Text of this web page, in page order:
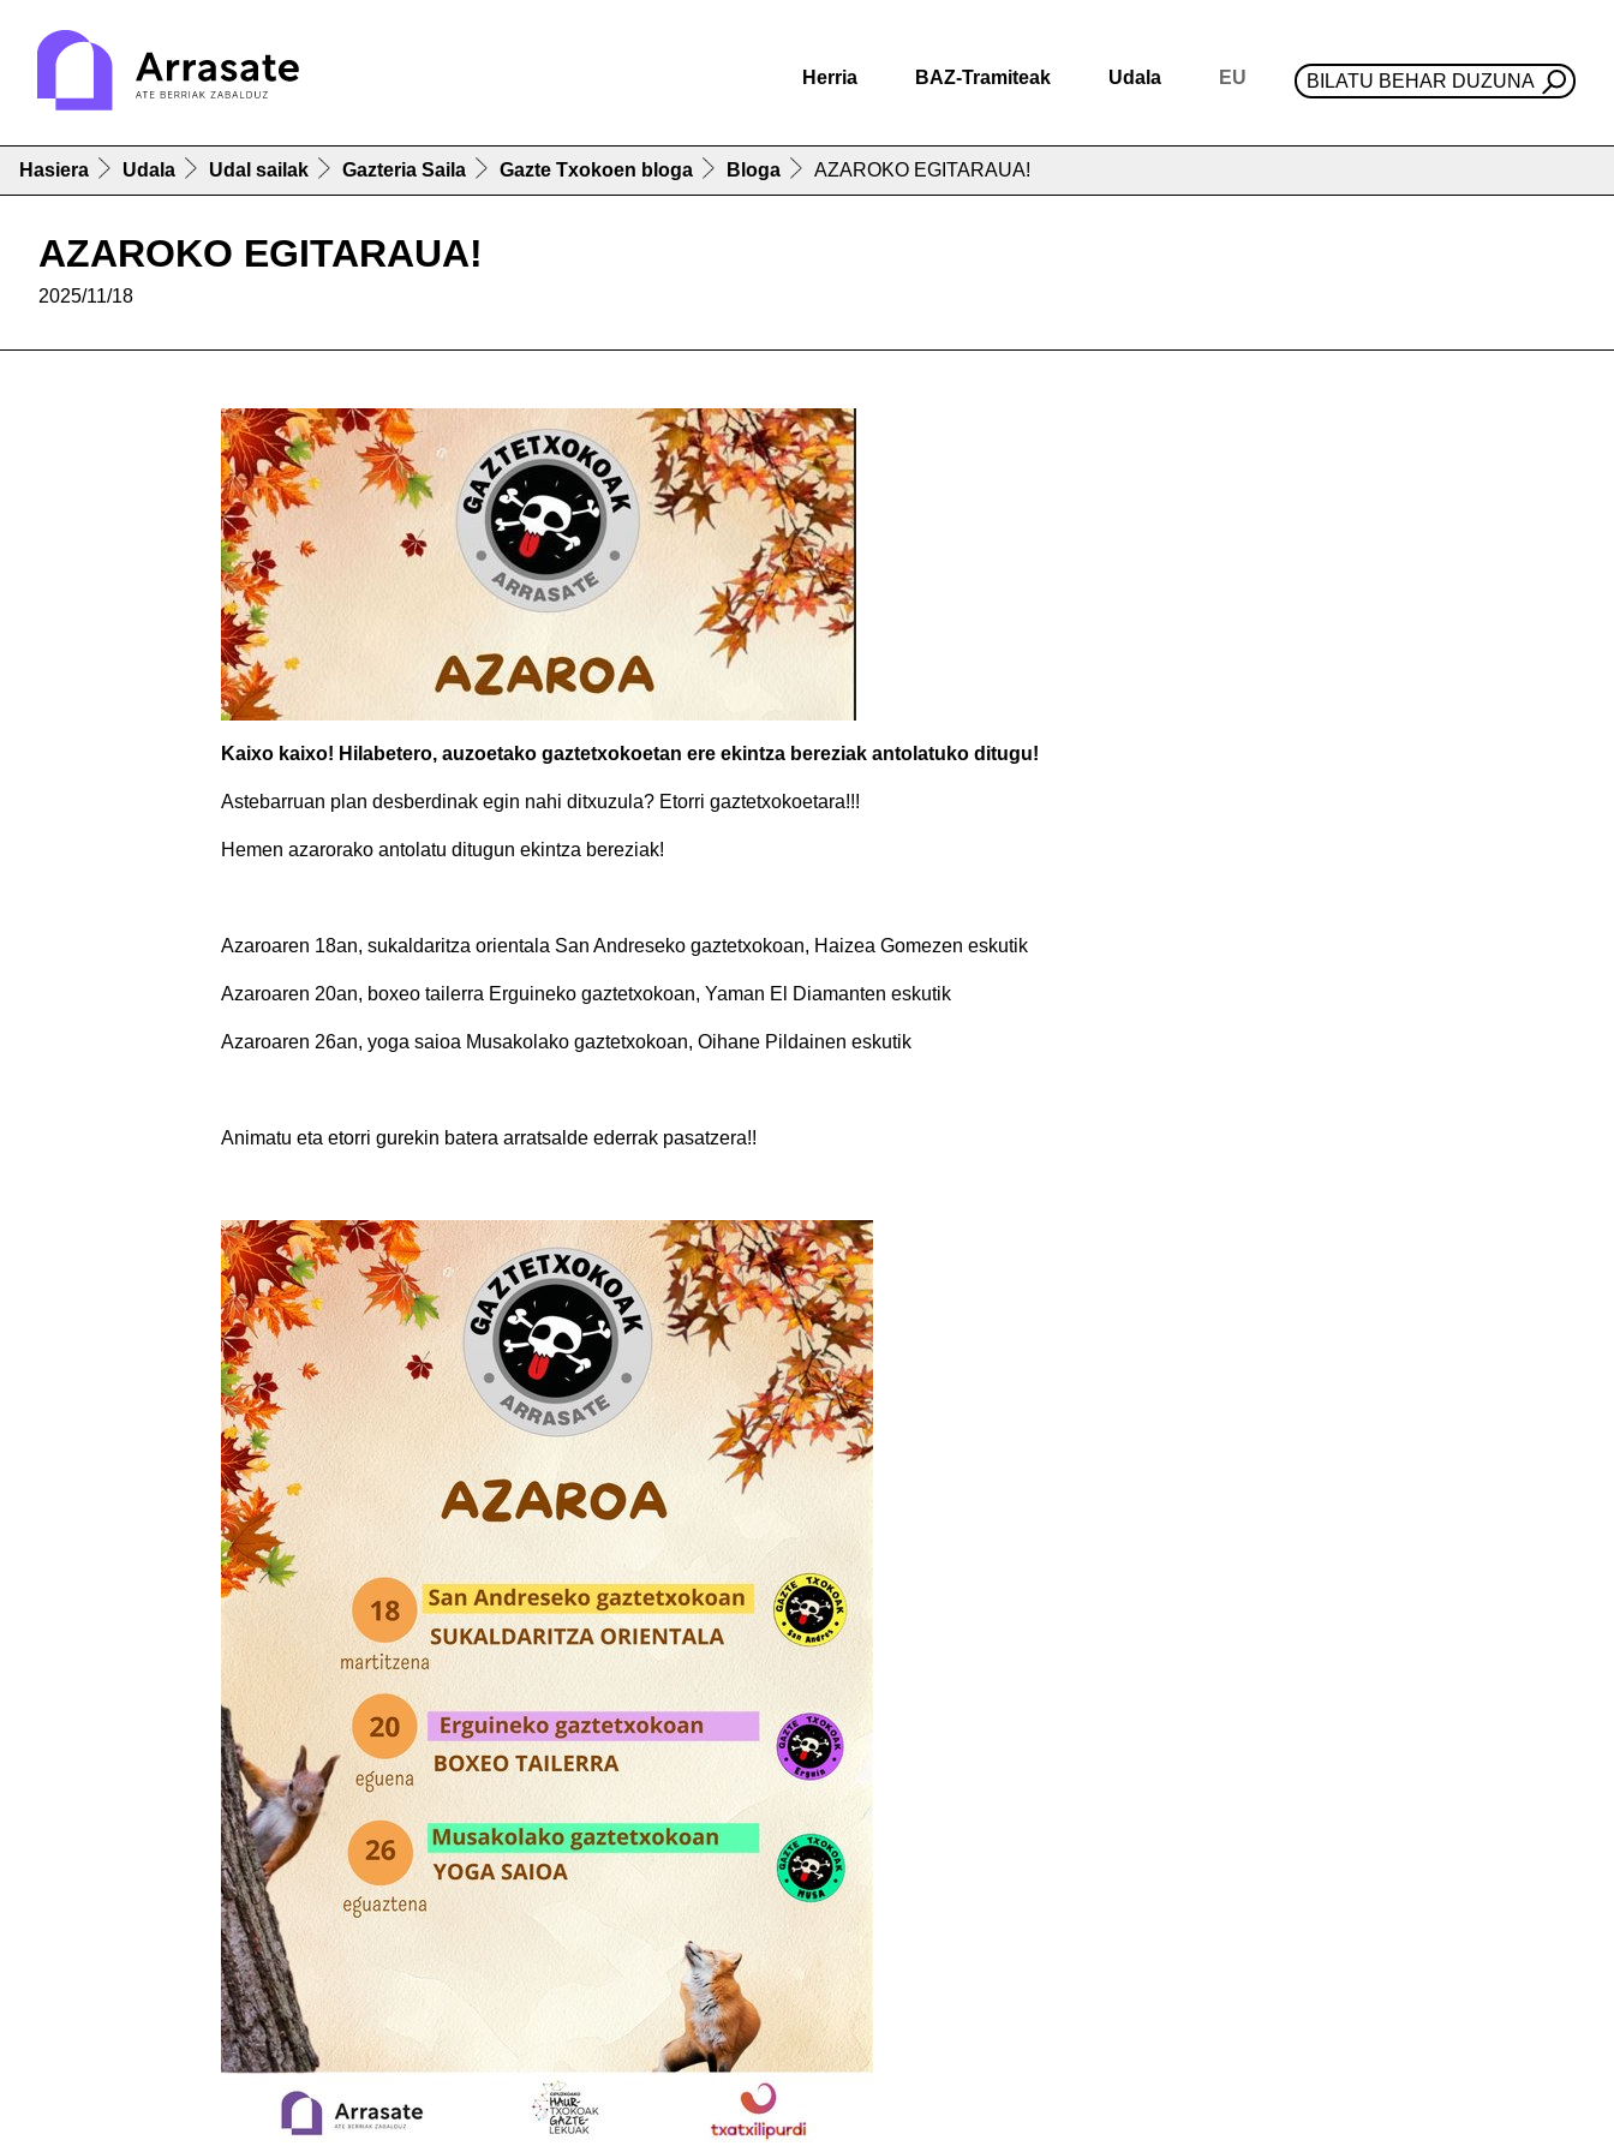
Herria BAZ-Tramiteak Udala EU BILATU BEHAR DUZUNA
Hasiera Udala Udal sailak Gazteria Saila Gazte Txokoen bloga Bloga AZAROKO EGITARAUA!
AZAROKO EGITARAUA!
2025/11/18
Kaixo kaixo! Hilabetero, auzoetako gaztetxokoetan ere ekintza bereziak antolatuko ditugu!
Astebarruan plan desberdinak egin nahi ditxuzula? Etorri gaztetxokoetara!!!
Hemen azarorako antolatu ditugun ekintza bereziak!
Azaroaren 18an, sukaldaritza orientala San Andreseko gaztetxokoan, Haizea Gomezen eskutik
Azaroaren 20an, boxeo tailerra Erguineko gaztetxokoan, Yaman El Diamanten eskutik
Azaroaren 26an, yoga saioa Musakolako gaztetxokoan, Oihane Pildainen eskutik
Animatu eta etorri gurekin batera arratsalde ederrak pasatzera!!